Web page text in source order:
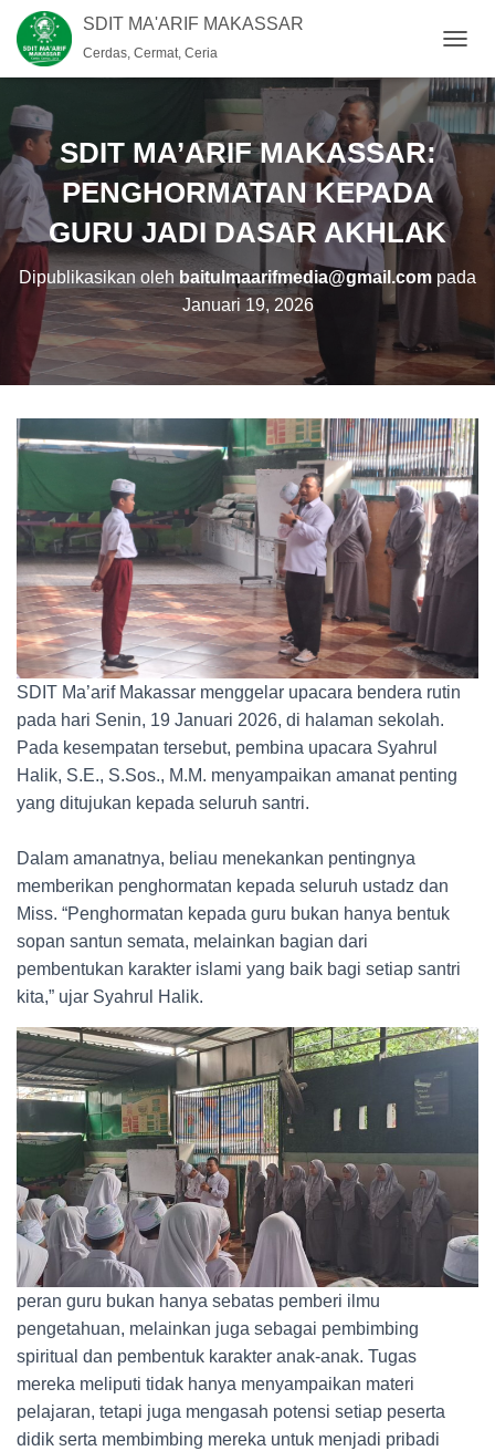
SDIT MA'ARIF MAKASSAR
Cerdas, Cermat, Ceria
O
G
E
N
A
SDIT MA’ARIF MAKASSAR:
PENGHORMATAN KEPADA
GURU JADI DASAR AKHLAK
Dipublikasikan oleh baitulmaarifmedia@gmail.com pada
Januari 19, 2026
SDIT Ma’arif Makassar menggelar upacara bendera rutin
pada hari Senin, 19 Januari 2026, di halaman sekolah.
Pada kesempatan tersebut, pembina upacara Syahrul
Halik, S.E., S.Sos., M.M. menyampaikan amanat penting
yang ditujukan kepada seluruh santri.
Dalam amanatnya, beliau menekankan pentingnya
memberikan penghormatan kepada seluruh ustadz dan
Miss. “Penghormatan kepada guru bukan hanya bentuk
sopan santun semata, melainkan bagian dari
pembentukan karakter islami yang baik bagi setiap santri
kita,” ujar Syahrul Halik.
peran guru bukan hanya sebatas pemberi ilmu
pengetahuan, melainkan juga sebagai pembimbing
spiritual dan pembentuk karakter anak-anak. Tugas
mereka meliputi tidak hanya menyampaikan materi
pelajaran, tetapi juga mengasah potensi setiap peserta
didik serta membimbing mereka untuk menjadi pribadi